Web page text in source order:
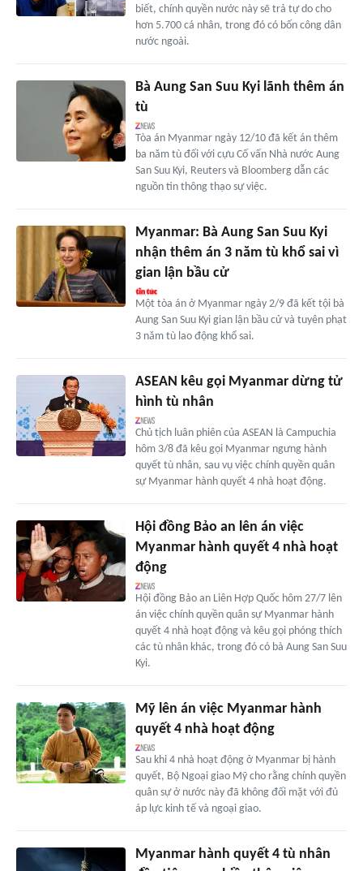
biết, chính quyền nước này sẽ trả tự do cho
hơn 5.700 cá nhân, trong đó có bốn công dân
nước ngoài.
Bà Aung San Suu Kyi lãnh thêm án
tù
Tòa án Myanmar ngày 12/10 đã kết án thêm
ba năm tù đối với cựu Cố vấn Nhà nước Aung
San Suu Kyi, Reuters và Bloomberg dẫn các
nguồn tin thông thạo sự việc.
Myanmar: Bà Aung San Suu Kyi
nhận thêm án 3 năm tù khổ sai vì
gian lận bầu cử
Một tòa án ở Myanmar ngày 2/9 đã kết tội bà
Aung San Suu Kyi gian lận bầu cử và tuyên phạt
3 năm tù lao động khổ sai.
ASEAN kêu gọi Myanmar dừng tử
hình tù nhân
Chủ tịch luân phiên của ASEAN là Campuchia
hôm 3/8 đã kêu gọi Myanmar ngưng hành
quyết tù nhân, sau vụ việc chính quyền quân
sự Myanmar hành quyết 4 nhà hoạt động.
Hội đồng Bảo an lên án việc
Myanmar hành quyết 4 nhà hoạt
động
Hội đồng Bảo an Liên Hợp Quốc hôm 27/7 lên
án việc chính quyền quân sự Myanmar hành
quyết 4 nhà hoạt động và kêu gọi phóng thích
các tù nhân khác, trong đó có bà Aung San Suu
Kyi.
Mỹ lên án việc Myanmar hành
quyết 4 nhà hoạt động
Sau khi 4 nhà hoạt động ở Myanmar bị hành
quyết, Bộ Ngoại giao Mỹ cho rằng chính quyền
quân sự ở nước này đã không đối mặt với đủ
áp lực kinh tế và ngoại giao.
Myanmar hành quyết 4 tù nhân